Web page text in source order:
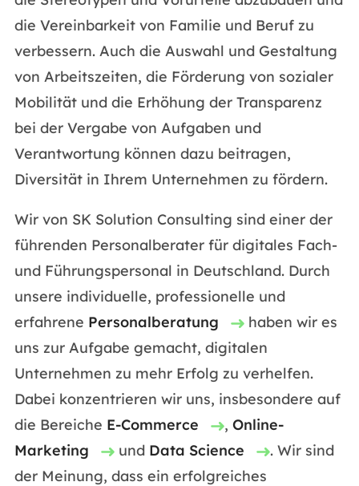
die Vereinbarkeit von Familie und Beruf zu
verbessern. Auch die Auswahl und Gestaltung
von Arbeitszeiten, die Förderung von sozialer
Mobilität und die Erhöhung der Transparenz
bei der Vergabe von Aufgaben und
Verantwortung können dazu beitragen,
Diversität in Ihrem Unternehmen zu fördern.
Wir von SK Solution Consulting sind einer der
führenden Personalberater für digitales Fach-
und Führungspersonal in Deutschland. Durch
unsere individuelle, professionelle und
erfahrene Personalberatung
haben wir es
uns zur Aufgabe gemacht, digitalen
Unternehmen zu mehr Erfolg zu verhelfen.
Dabei konzentrieren wir uns, insbesondere auf
die Bereiche E-Commerce , Online-
Marketing
und Data Science
. Wir sind
der Meinung, dass ein erfolgreiches